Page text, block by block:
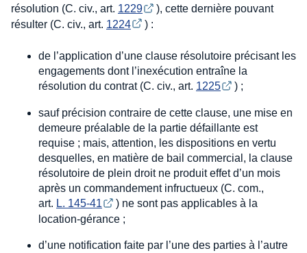
résolution (C. civ., art. 1229
), cette dernière pouvant
résulter (C. civ., art. 1224 ) :
de l’application d’une clause résolutoire précisant les
engagements dont l’inexécution entraîne la
résolution du contrat (C. civ., art. 1225 ) ;
sauf précision contraire de cette clause, une mise en
demeure préalable de la partie défaillante est
requise ; mais, attention, les dispositions en vertu
desquelles, en matière de bail commercial, la clause
résolutoire de plein droit ne produit effet d’un mois
après un commandement infructueux (C. com.,
art. L. 145-41
) ne sont pas applicables à la
location-gérance ;
d’une notification faite par l’une des parties à l’autre